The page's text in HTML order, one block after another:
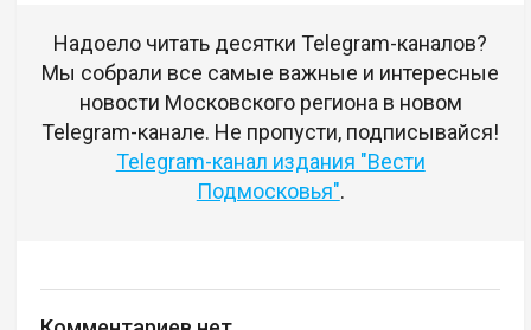
Надоело читать десятки Telegram-каналов?
Мы собрали все самые важные и интересные
новости Московского региона в новом
Telegram-канале. Не пропусти, подписывайся!
Telegram-канал издания "Вести
Подмосковья".